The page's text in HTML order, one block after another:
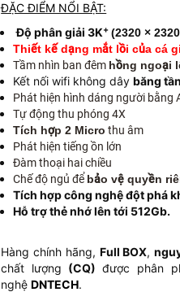
ĐẶC ĐIỂM NỔI BẬT:
Độ phân giải 3K+ (2320 ×
Thiết kế dạng mắt lồi của cá
Tầm nhìn ban đêm hồng ngoại
Kết nối wifi không dâybăng
Phát hiện hình dáng người bằng
Tự động thu phóng 4X
Tích hợp 2 Micro thu âm
Phát hiện tiếng ồn lớn
Đàm thoại hai chiều
Chế độ ngủ để bảo vệ quyền
Tích hợp công nghệ đột phá
Hỗ trợ thẻ nhớ lên tới 512Gb.
Hàng chính hãng, Full BOX,
chất lượng (CQ) được phân
nghệDNTECH.